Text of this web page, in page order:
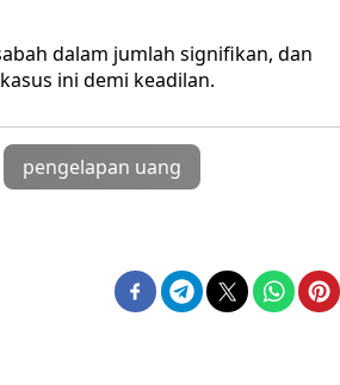
dalam jumlah signifikan, dan
ini demi keadilan.
pengelapan uang